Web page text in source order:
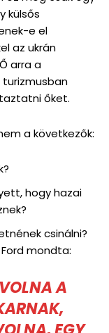
külsős
e el
az ukrán
arra a
őket.
a következők:
hogy hazai
csinálni?
mondta:
A